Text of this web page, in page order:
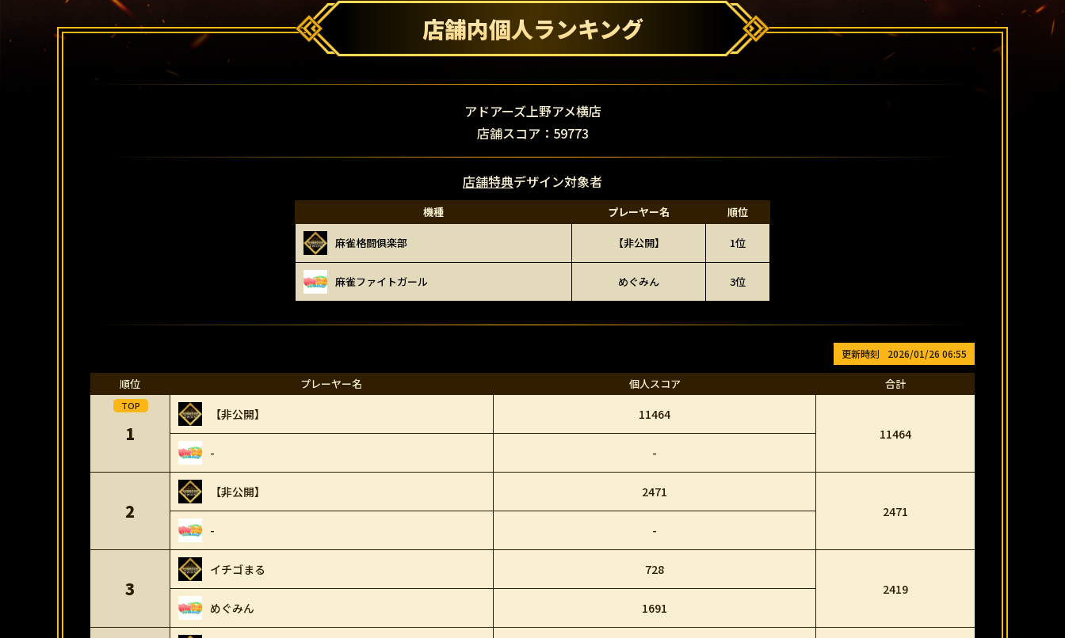
店舗内個人ランキング
アドアーズ上野アメ横店
店舗スコア：59773
店舗特典デザイン対象者
機種 プレーヤー名 順位
麻雀格闘俱楽部 【非公開】 1位
麻雀ファイトガール めぐみん 3位
2026/01/26 06:55
順位 プレーヤー名 個人スコア 合計
1
【非公開】 11464
- -
11464
2
【非公開】 2471
- -
2471
3
イチゴまる 728
めぐみん 1691
2419